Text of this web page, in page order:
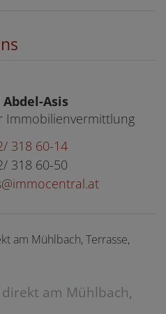
Asis
Immobilienvermittlung
318 60-14
318 60-50
am Mühlbach,